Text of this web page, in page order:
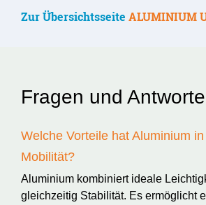
Zur Übersichtsseite ALUMINIUM
Fragen und
Welche Vorteile hat Aluminium
Mobilität?
Aluminium kombiniert ideale
gleichzeitig Stabilität. Es ermöglicht